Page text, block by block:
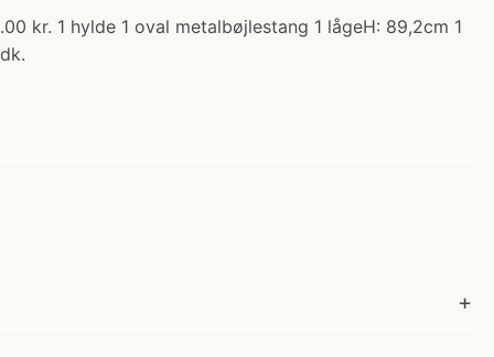
kr. 1 hylde 1 oval metalbøjlestang 1 lågeH: 89,2cm 1